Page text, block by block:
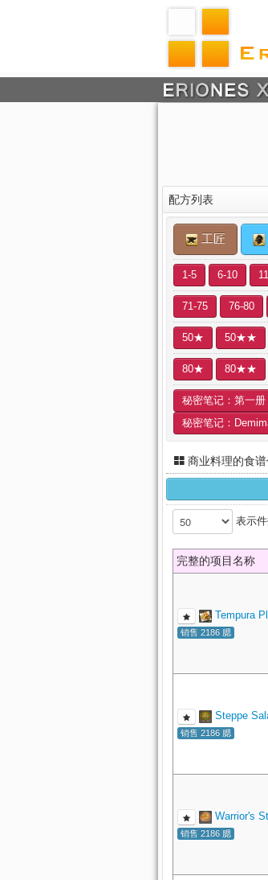
配方列表
工匠
1-5 6-10
71-75 76-80
50★ 50★★
80★ 80★★
秘密笔记：第一册
秘密笔记：
商业料理的食
表示
完整的项目名称
Tempura
销售 2186 腮
Steppe
销售 2186 腮
Warrior's
销售 2186 腮